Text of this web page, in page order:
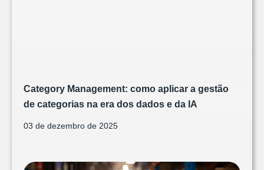
Category Management: como aplicar a gestão
de categorias na era dos dados e da IA
03 de dezembro de 2025